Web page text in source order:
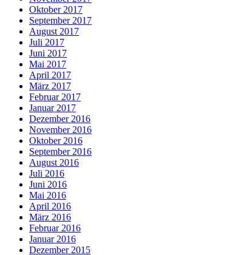
Oktober 2017
September 2017
August 2017
Juli 2017
Juni 2017
Mai 2017
April 2017
März 2017
Februar 2017
Januar 2017
Dezember 2016
November 2016
Oktober 2016
September 2016
August 2016
Juli 2016
Juni 2016
Mai 2016
April 2016
März 2016
Februar 2016
Januar 2016
Dezember 2015